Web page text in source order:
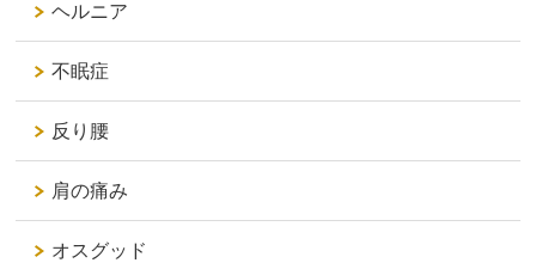
ヘルニア
不眠症
反り腰
肩の痛み
オスグッド